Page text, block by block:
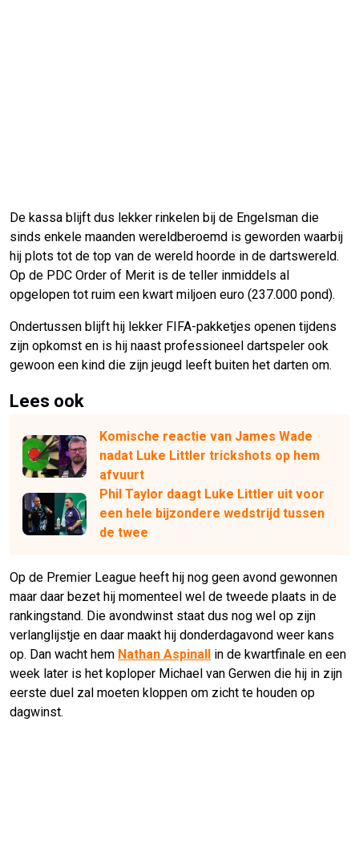
De kassa blijft dus lekker rinkelen bij de Engelsman die
sinds enkele maanden wereldberoemd is geworden waarbij
hij plots tot de top van de wereld hoorde in de dartswereld.
Op de PDC Order of Merit is de teller inmiddels al
opgelopen tot ruim een kwart miljoen euro (237.000 pond).
Ondertussen blijft hij lekker FIFA-pakketjes openen tijdens
zijn opkomst en is hij naast professioneel dartspeler ook
gewoon een kind die zijn jeugd leeft buiten het darten om.
Lees ook
Komische reactie van James Wade
nadat Luke Littler trickshots op hem
afvuurt
Phil Taylor daagt Luke Littler uit voor
een hele bijzondere wedstrijd tussen
de twee
Op de Premier League heeft hij nog geen avond gewonnen
maar daar bezet hij momenteel wel de tweede plaats in de
rankingstand. Die avondwinst staat dus nog wel op zijn
verlanglijstje en daar maakt hij donderdagavond weer kans
op. Dan wacht hem Nathan Aspinall
in de kwartfinale en een
week later is het koploper Michael van Gerwen die hij in zijn
eerste duel zal moeten kloppen om zicht te houden op
dagwinst.